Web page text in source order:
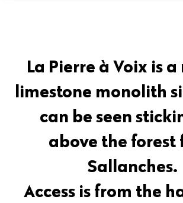
La Pierre à Voix is
limestone monolith
can be seen
above the forest
Sallanches.
Access is from the